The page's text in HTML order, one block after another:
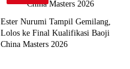
Ester Nurumi Tampil Gemilang,
Lolos ke Final Kualifikasi Baoji
China Masters 2026
bolatainment